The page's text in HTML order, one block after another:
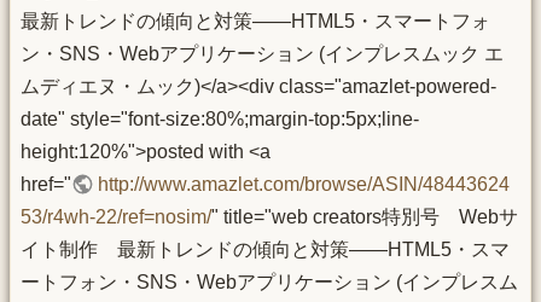
最新トレンドの傾向と対策――HTML5・スマートフォ
ン・SNS・Webアプリケーション (インプレスムック エ
ムディエヌ・ムック)</a><div class="amazlet-powered-
date" style="font-size:80%;margin-top:5px;line-
height:120%">posted with <a
href="
http://www.amazlet.com/browse/ASIN/48443624
53/r4wh-22/ref=nosim/" title="web creators特別号 Webサ
イト制作 最新トレンドの傾向と対策――HTML5・スマ
ートフォン・SNS・Webアプリケーション (インプレスム